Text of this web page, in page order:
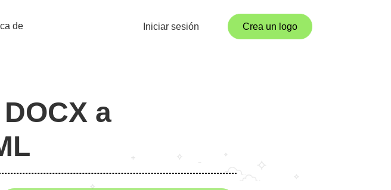
de Iniciar sesión Crea un logo
a